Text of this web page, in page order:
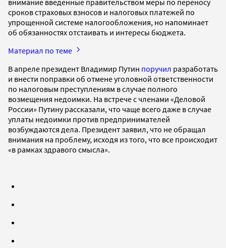
сроков страховых взносов и налоговых платежей по
упрощенной системе налогообложения, но напоминает
об обязанностях отстаивать и интересы бюджета.
Материал по теме
В апреле президент Владимир Путин поручил разработать
и внести поправки об отмене уголовной ответственности
по налоговым преступлениям в случае полного
возмещения недоимки. На встрече с членами «Деловой
России» Путину рассказали, что чаще всего даже в случае
уплаты недоимки против предпринимателей
возбуждаются дела. Президент заявил, что не обращал
внимания на проблему, исходя из того, что все происходит
«в рамках здравого смысла».